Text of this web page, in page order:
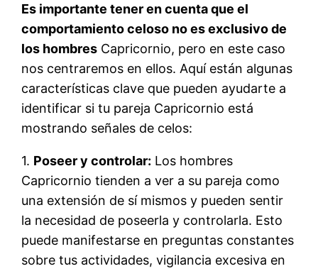
Es importante tener en cuenta que el
comportamiento celoso no es exclusivo de
los hombres Capricornio, pero en este caso
nos centraremos en ellos. Aquí están algunas
características clave que pueden ayudarte a
identificar si tu pareja Capricornio está
mostrando señales de celos:
1. Poseer y controlar: Los hombres
Capricornio tienden a ver a su pareja como
una extensión de sí mismos y pueden sentir
la necesidad de poseerla y controlarla. Esto
puede manifestarse en preguntas constantes
sobre tus actividades, vigilancia excesiva en